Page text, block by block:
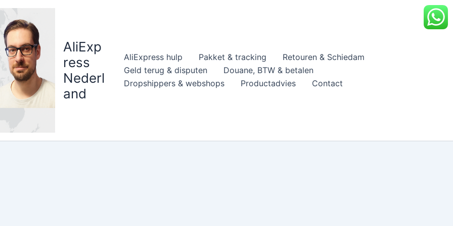
AliExp
ress
Nederl
and
AliExpress hulp Pakket & tracking
Retouren & Schiedam
Geld terug & disputen
Douane, BTW & betalen
Dropshippers & webshops
Productadvies Contact